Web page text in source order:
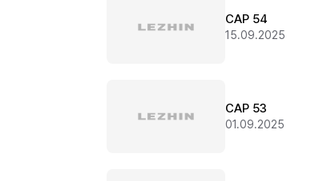
CAP 54
15.09.2025
CAP 53
01.09.2025